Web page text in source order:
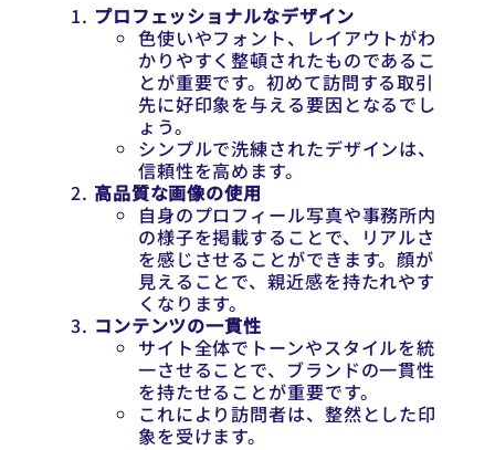
プロフェッショナルなデザイン
色使いやフォント、レイアウトがわ
かりやすく整頓されたものであるこ
とが重要です。初めて訪問する取引
先に好印象を与える要因となるでし
ょう。
シンプルで洗練されたデザインは、
信頼性を高めます。
高品質な画像の使用
自身のプロフィール写真や事務所内
の様子を掲載することで、リアルさ
を感じさせることができます。顔が
見えることで、親近感を持たれやす
くなります。
コンテンツの一貫性
サイト全体でトーンやスタイルを統
一させることで、ブランドの一貫性
を持たせることが重要です。
これにより訪問者は、整然とした印
象を受けます。